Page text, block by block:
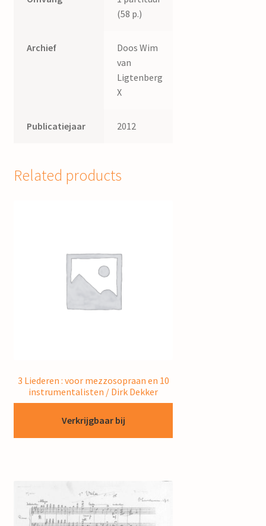
(58 p.)
Archief
Doos Wim
van
Ligtenberg
X
Publicatiejaar 2012
Related products
3 Liederen : voor mezzosopraan en 10
instrumentalisten / Dirk Dekker
Verkrijgbaar bij